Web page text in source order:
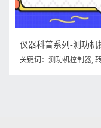
关键词： 测功机控制器,